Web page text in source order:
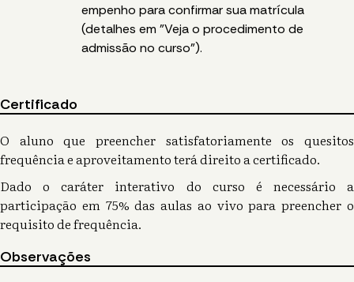
empenho para confirmar sua matrícula
(detalhes em "Veja o procedimento de
admissão no curso").
Certificado
O aluno que preencher satisfatoriamente os quesitos
frequência e aproveitamento terá direito a certificado.
Dado o caráter interativo do curso é necessário a
participação em 75% das aulas ao vivo para preencher o
requisito de frequência.
Observações